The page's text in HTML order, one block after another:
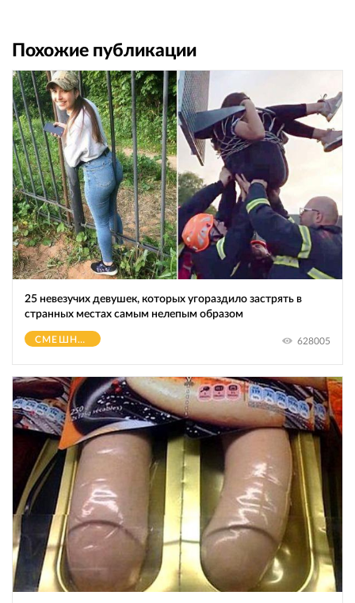
Похожие публикации
25 невезучих девушек, которых угораздило застрять в
странных местах самым нелепым образом
СМЕШНОЕ 628005